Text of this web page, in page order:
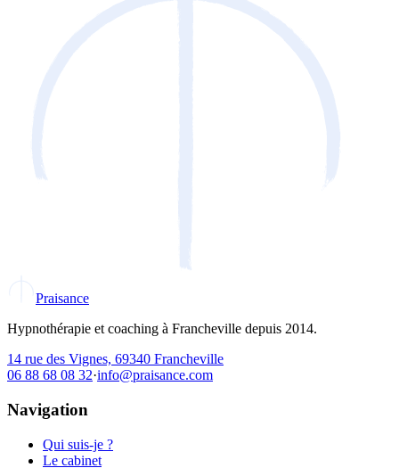
Praisance
Hypnothérapie et coaching à Francheville depuis 2014.
14 rue des Vignes, 69340 Francheville
06 88 68 08 32·info@praisance.com
Navigation
Qui suis-je ?
Le cabinet